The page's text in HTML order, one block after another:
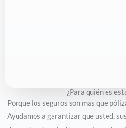
¿Para quién es
Porque los seguros son más que
Ayudamos a garantizar que usted,